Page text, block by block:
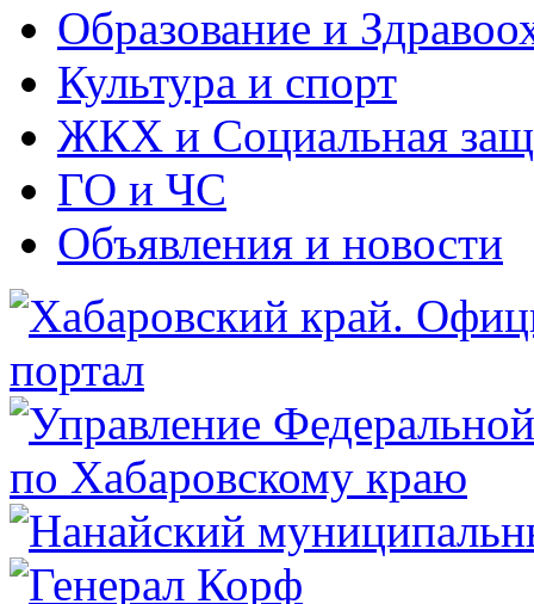
Образование и
Культура и спорт
ЖКХ и Социальная
ГО и ЧС
Объявления и новости